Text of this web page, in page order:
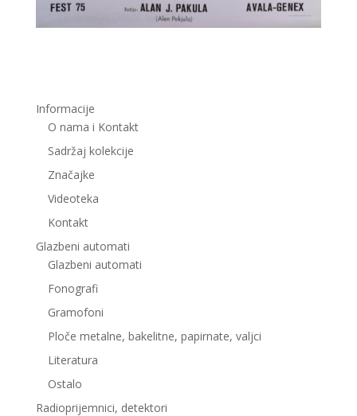
Informacije
O nama i Kontakt
Sadržaj kolekcije
Značajke
Videoteka
Kontakt
Glazbeni automati
Glazbeni automati
Fonografi
Gramofoni
Ploče metalne, bakelitne, papirnate, valjci
Literatura
Ostalo
Radioprijemnici, detektori